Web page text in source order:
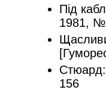
Під
1981,
156